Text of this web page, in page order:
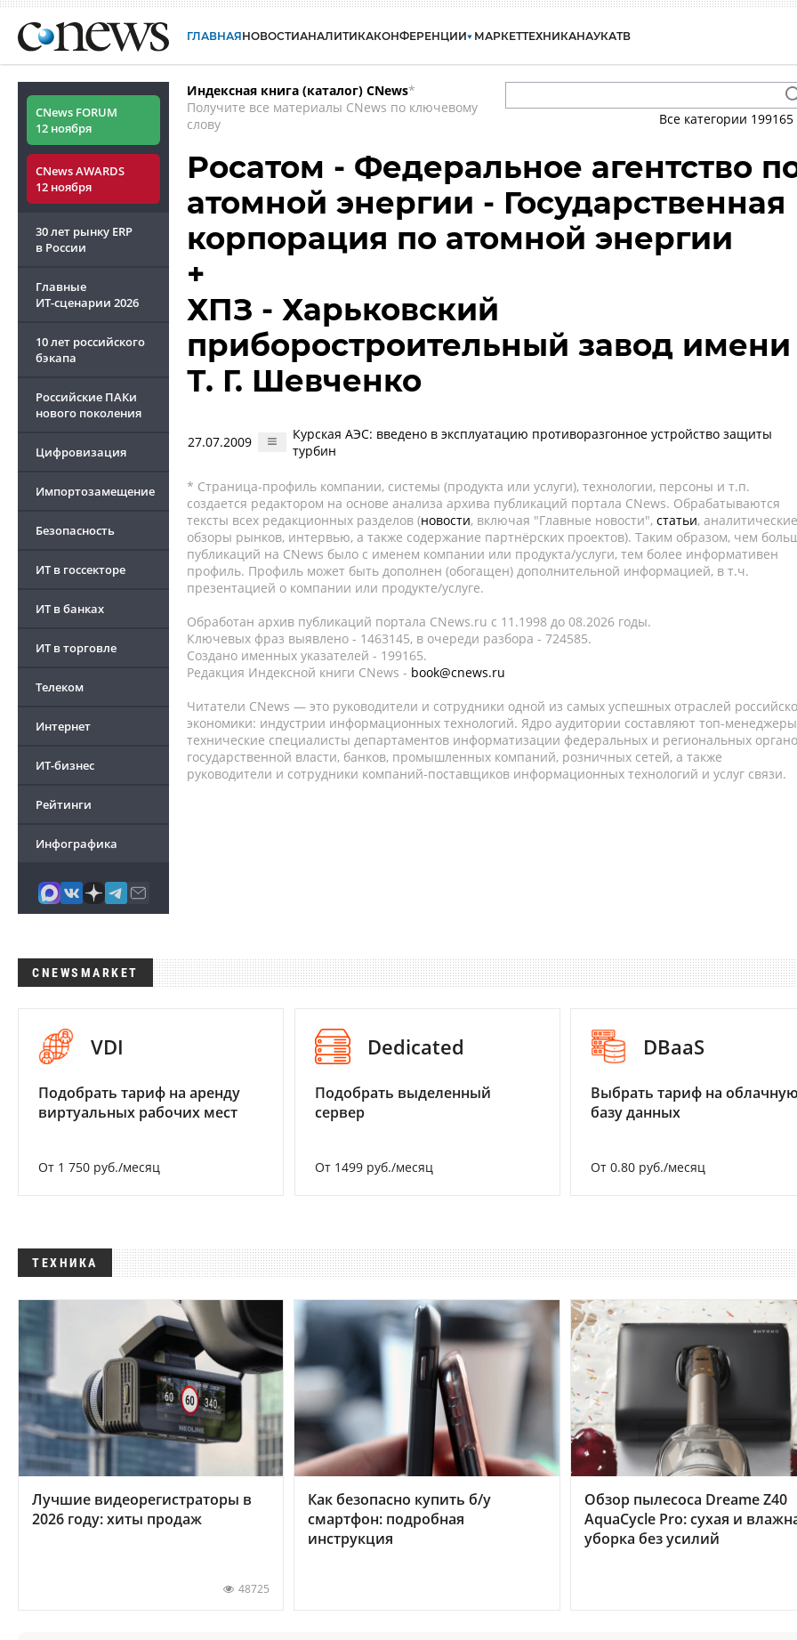
ГЛАВНАЯНОВОСТИАНАЛИТИКАКОНФЕРЕНЦИИ МАРКЕТТЕХНИКАНАУКАТВ
CNews FORUM
12 ноября
CNews AWARDS
12 ноября
30 лет рынку ERP
в России
Главные
ИТ-сценарии 2026
10 лет российского
бэкапа
Российские ПАКи
нового поколения
Цифровизация
Импортозамещение
Безопасность
ИТ в госсекторе
ИТ в банках
ИТ в торговле
Телеком
Интернет
ИТ-бизнес
Рейтинги
Инфографика
Индексная книга (каталог) CNews*
Получите все материалы CNews по ключевому
слову
Все категории 199165
Росатом - Федеральное агентство
атомной энергии - Государственная
корпорация по атомной энергии
+
ХПЗ - Харьковский
приборостроительный завод имени
Т. Г. Шевченко
27.07.2009
Курская АЭС: введено в эксплуатацию противоразгонное устройство защиты
турбин
* Страница-профиль компании, системы (продукта или услуги), технологии, персоны и т.п.
создается редактором на основе анализа архива публикаций портала CNews. Обрабатываются
тексты всех редакционных разделов (новости, включая "Главные новости", статьи, аналитические
обзоры рынков, интервью, а также содержание партнёрских проектов). Таким образом, чем
публикаций на CNews было с именем компании или продукта/услуги, тем более информативен
профиль. Профиль может быть дополнен (обогащен) дополнительной информацией, в т.ч.
презентацией о компании или продукте/услуге.
Обработан архив публикаций портала CNews.ru c 11.1998 до 08.2026 годы.
Ключевых фраз выявлено - 1463145, в очереди разбора - 724585.
Создано именных указателей - 199165.
Редакция Индексной книги CNews - book@cnews.ru
Читатели CNews — это руководители и сотрудники одной из самых успешных отраслей
экономики: индустрии информационных технологий. Ядро аудитории составляют топ-
технические специалисты департаментов информатизации федеральных и региональных
государственной власти, банков, промышленных компаний, розничных сетей, а также
руководители и сотрудники компаний-поставщиков информационных технологий и услуг связи.
CNEWSMARKET
VDI
Подобрать тариф на аренду
виртуальных рабочих мест
От 1 750 руб./месяц
Dedicated
Подобрать выделенный
сервер
От 1499 руб./месяц
DBaaS
Выбрать тариф на
базу данных
От 0.80 руб./месяц
ТЕХНИКА
Лучшие видеорегистраторы в
2026 году: хиты продаж
48725
Как безопасно купить б/у
смартфон: подробная
инструкция
Обзор пылесоса Dreame Z40
AquaCycle Pro: сухая и
уборка без усилий